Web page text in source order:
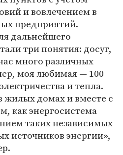
и вовлечением в
предприятий.
дальнейшего
три понятия: досуг,
много различных
моя любимая — 100
и тепла.
жилых домах и вместе с
как энергосистема
таких независимых
источников энергии»,